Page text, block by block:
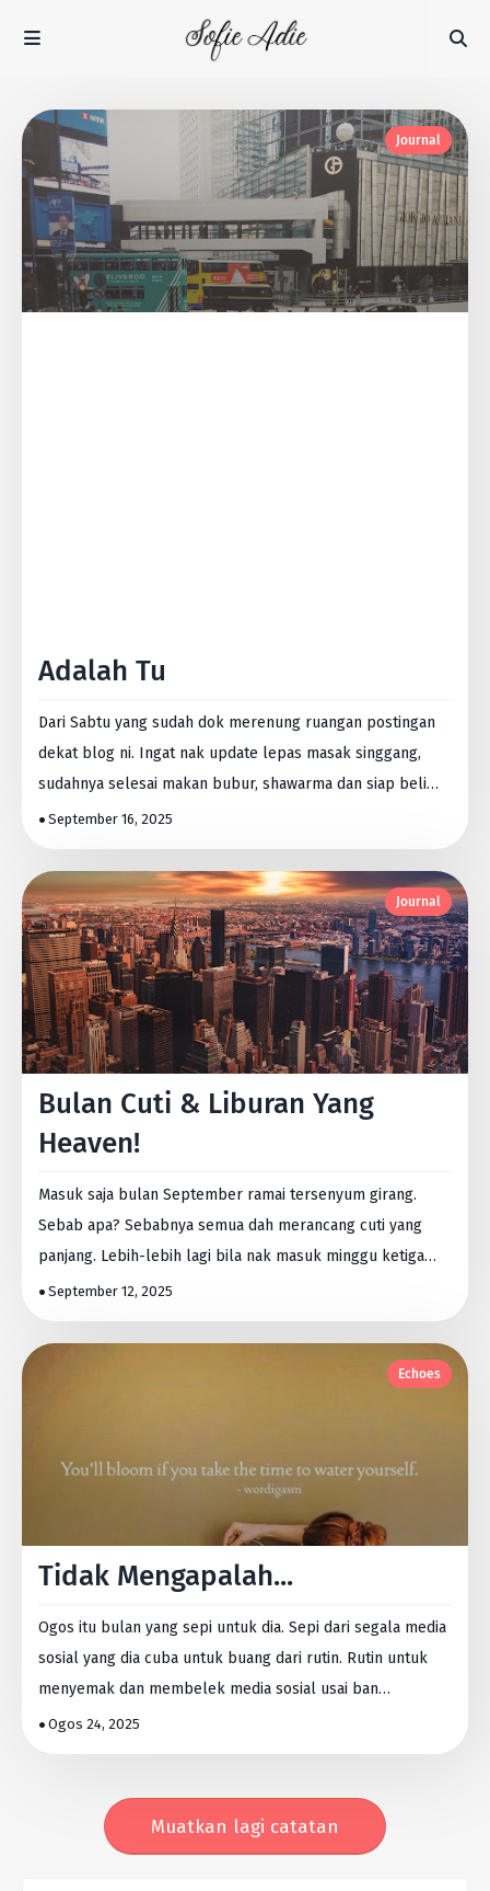
Journal
Adalah Tu
Dari Sabtu yang sudah dok merenung ruangan postingan
dekat blog ni. Ingat nak update lepas masak singgang,
sudahnya selesai makan bubur, shawarma dan siap beli…
September 16, 2025
Journal
Bulan Cuti & Liburan Yang
Heaven!
Masuk saja bulan September ramai tersenyum girang.
Sebab apa? Sebabnya semua dah merancang cuti yang
panjang. Lebih-lebih lagi bila nak masuk minggu ketiga
bul…
September 12, 2025
Echoes
Tidak Mengapalah...
Ogos itu bulan yang sepi untuk dia. Sepi dari segala media
sosial yang dia cuba untuk buang dari rutin. Rutin untuk
menyemak dan membelek media sosial usai ban…
Ogos 24, 2025
Muatkan lagi catatan